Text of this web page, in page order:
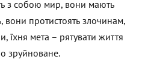
з собою мир, вони мають
вони протистоять злочинам,
мета – рятувати життя
зруйноване.